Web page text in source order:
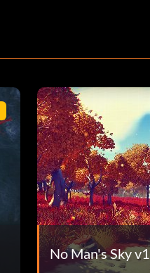
No Man's Sky